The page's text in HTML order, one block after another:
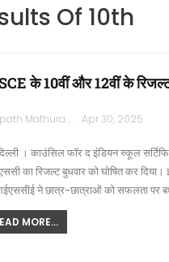
Of 10th
के 10वीं और 12वीं के रिजल्ट
Rajpath Mathura Apr 30, 2025
। काउंसिल फॉर द इंडियन स्कूल
का रिजल्ट बुधवार को घोषित कर
ने छात्र-छात्राओं को सफलता पर
MORE...